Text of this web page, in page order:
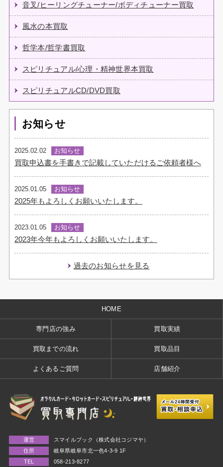
音叉/ヒーリングチューナー/ボディチューナー買取
風水の本買取
哲学本/哲学書買取
スピリチュアル/心理・精神世界本買取
スピリチュアルCD/DVD買取
お知らせ
2025.02.02 お知らせ
買取申込書を手書きで記載していただけるご依頼者様へ
2025.01.05 お知らせ
2025年もよろしくお願いいたします。
2023.01.05 お知らせ
2023年今年もよろしくお願いいたします。
過去のお知らせを見る
HOME
専門店の強み 買取実績
買取までの流れ 買取品目
よくあるご質問 店舗紹介
運営
スマイルブック（株式会社コジマヤ）
住所
岐阜県岐阜市北一色4-3-9 1F
TEL
058-213-8277